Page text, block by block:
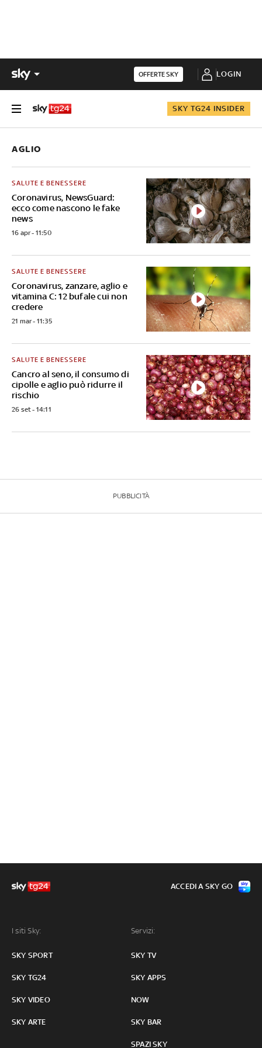
OFFERTE SKY LOGIN
SKY TG24 INSIDER
AGLIO
Coronavirus, NewsGuard:
ecco come nascono le fake
news
SALUTE E BENESSERE
16 apr - 11:50
Coronavirus, zanzare, aglio e
vitamina C: 12 bufale cui non
credere
SALUTE E BENESSERE
21 mar - 11:35
Cancro al seno, il consumo di
cipolle e aglio può ridurre il
rischio
SALUTE E BENESSERE
26 set - 14:11
PUBBLICITÀ
I siti Sky:
SKY SPORT
SKY TG24
SKY VIDEO
SKY ARTE
Servizi:
SKY TV
SKY APPS
NOW
SKY BAR
SPAZI SKY
ACCEDI A SKY GO